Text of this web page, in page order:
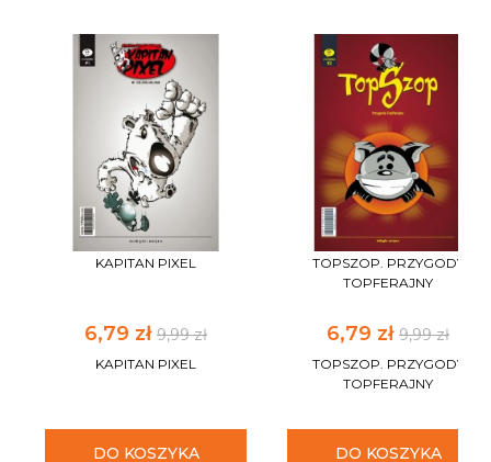
KAPITAN PIXEL
6,79 zł 9,99 zł
KAPITAN PIXEL
DO KOSZYKA
TOPSZOP. PRZYGODY
TOPFERAJNY
6,79 zł 9,99 zł
TOPSZOP. PRZYGODY
TOPFERAJNY
DO KOSZYKA